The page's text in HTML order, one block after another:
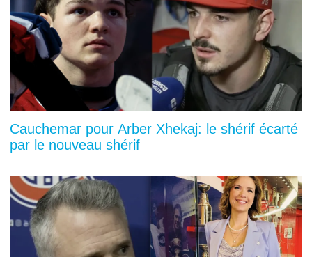
Cauchemar pour Arber Xhekaj: le shérif écarté
par le nouveau shérif